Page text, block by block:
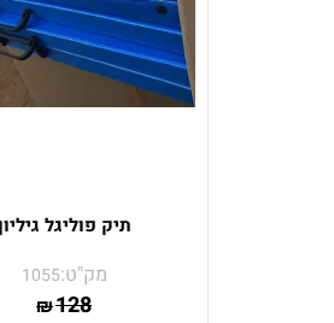
תיק פוליגל גיליון
מק"ט:1055
₪128